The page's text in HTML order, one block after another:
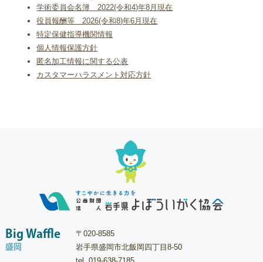
学術委員会名簿 2022(令和4)年8月現在
役員報酬等 2026(令和8)年6月現在
特定保健指導機関情報
個人情報保護方針
匿名加工情報に関する公表
カスタマーハラスメント対応方針
Big Waffle
盛岡
〒020-8585
岩手県盛岡市北飯岡四丁目8-50